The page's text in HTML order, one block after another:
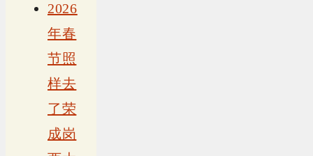
2026
年春
节照
样去
了荣
成岗